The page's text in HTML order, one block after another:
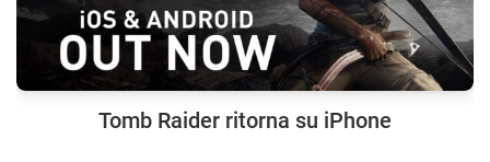
Tomb Raider ritorna su iPhone